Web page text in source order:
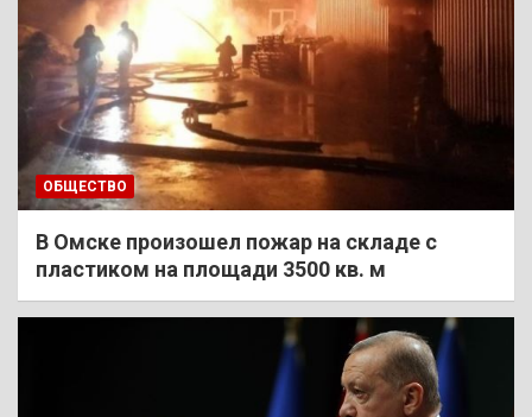
ОБЩЕСТВО
В Омске произошел пожар на складе с
пластиком на площади 3500 кв. м